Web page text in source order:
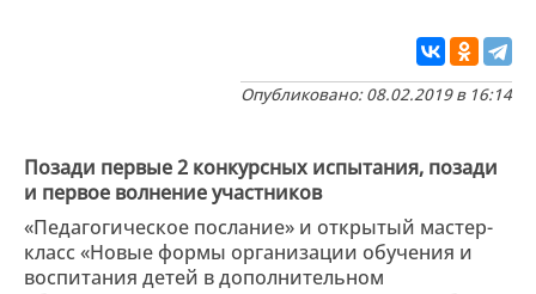
Опубликовано: 08.02.2019 в 16:14
Позади первые 2 конкурсных испытания, позади
и первое волнение участников
«Педагогическое послание» и открытый мастер-
класс «Новые формы организации обучения и
воспитания детей в дополнительном